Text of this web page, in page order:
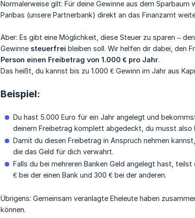
Normalerweise gilt: Für deine Gewinne aus dem
Paribas (unsere Partnerbank) direkt an das Finanzamt
Aber: Es gibt eine Möglichkeit, diese Steuer zu sparen – den
Gewinne steuerfrei bleiben soll. Wir helfen dir dabei, den
Person einen Freibetrag von 1.000 € pro Jahr.
Das heißt, du kannst bis zu 1.000 € Gewinn im Jahr aus
Beispiel:
Du hast 5.000 Euro für ein Jahr angelegt und
deinem Freibetrag komplett abgedeckt, du musst also
Damit du diesen Freibetrag in Anspruch nehmen
die das Geld für dich verwahrt.
Falls du bei mehreren Banken Geld angelegt hast,
€ bei der einen Bank und 300 € bei der anderen.
Übrigens: Gemeinsam veranlagte Eheleute haben
können.